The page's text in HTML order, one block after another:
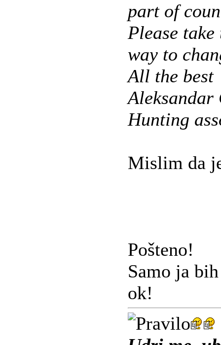
part of
Please
way to
All the best
Aleksandar
Hunting
Mislim da
Pošteno!
Samo ja
ok!